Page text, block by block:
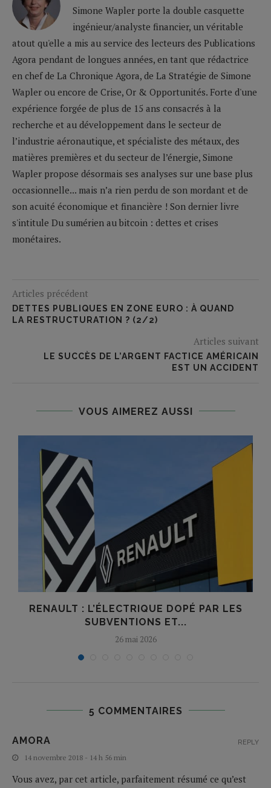
Simone Wapler porte la double casquette
ingénieur/analyste financier, un véritable
atout qu'elle a mis au service des lecteurs des Publications
Agora pendant de longues années, en tant que rédactrice
en chef de La Chronique Agora, de La Stratégie de Simone
Wapler ou encore de Crise, Or & Opportunités. Forte d'une
expérience forgée de plus de 15 ans consacrés à la
recherche et au développement dans le secteur de
l’industrie aéronautique, et spécialiste des métaux, des
matières premières et du secteur de l’énergie, Simone
Wapler propose désormais ses analyses sur une base plus
occasionnelle... mais n’a rien perdu de son mordant et de
son acuité économique et financière ! Son dernier livre
s'intitule Du sumérien au bitcoin : dettes et crises
monétaires.
Articles précédent
DETTES PUBLIQUES EN ZONE EURO : À QUAND
LA RESTRUCTURATION ? (2/2)
Articles suivant
LE SUCCÈS DE L’ARGENT FACTICE AMÉRICAIN
EST UN ACCIDENT
VOUS AIMEREZ AUSSI
RENAULT : L’ÉLECTRIQUE DOPÉ PAR LES
SUBVENTIONS ET...
26 mai 2026
5 COMMENTAIRES
AMORA
14 novembre 2018 - 14 h 56 min
Vous avez, par cet article, parfaitement résumé ce qu’est
REPLY